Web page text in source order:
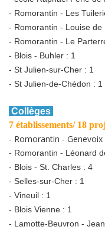
- Romorantin - Les
- Romorantin - Louise de
- Romorantin - Le
- Blois - Buhler : 1
- St Julien-sur-Cher : 1
- St Julien-de-Chédon : 1
Collèges
7 établissements/ 18
- Romorantin - Genevoix
- Romorantin - Léonard
- Blois - St. Charles : 4
- Selles-sur-Cher : 1
- Vineuil : 1
- Blois Vienne : 1
- Lamotte-Beuvron -